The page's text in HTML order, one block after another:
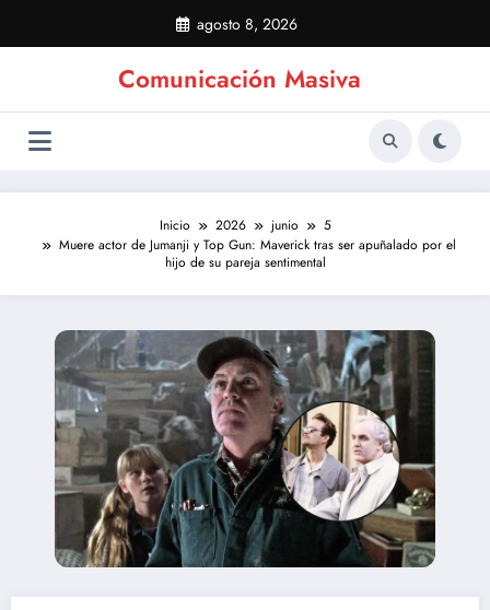
contenido
agosto 8, 2026
Comunicación Masiva
Inicio 2026 junio
5
Muere actor de Jumanji y Top Gun: Maverick tras ser apuñalado por el
hijo de su pareja sentimental